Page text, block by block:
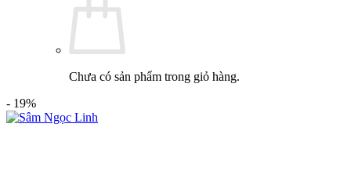
Chưa có sản phẩm trong giỏ hàng.
- 19%